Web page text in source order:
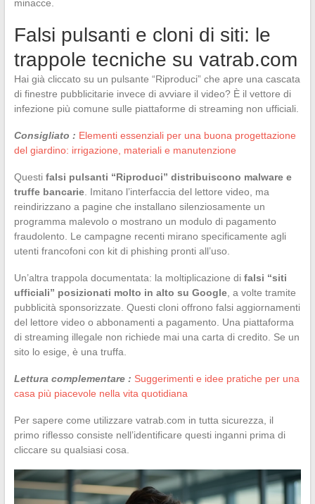
minacce.
Falsi pulsanti e cloni di siti: le
trappole tecniche su vatrab.com
Hai già cliccato su un pulsante “Riproduci” che apre una cascata
di finestre pubblicitarie invece di avviare il video? È il vettore di
infezione più comune sulle piattaforme di streaming non ufficiali.
Consigliato : Elementi essenziali per una buona progettazione
del giardino: irrigazione, materiali e manutenzione
Questi falsi pulsanti “Riproduci” distribuiscono malware e
truffe bancarie. Imitano l’interfaccia del lettore video, ma
reindirizzano a pagine che installano silenziosamente un
programma malevolo o mostrano un modulo di pagamento
fraudolento. Le campagne recenti mirano specificamente agli
utenti francofoni con kit di phishing pronti all’uso.
Un’altra trappola documentata: la moltiplicazione di falsi “siti
ufficiali” posizionati molto in alto su Google, a volte tramite
pubblicità sponsorizzate. Questi cloni offrono falsi aggiornamenti
del lettore video o abbonamenti a pagamento. Una piattaforma
di streaming illegale non richiede mai una carta di credito. Se un
sito lo esige, è una truffa.
Lettura complementare : Suggerimenti e idee pratiche per una
casa più piacevole nella vita quotidiana
Per sapere come utilizzare vatrab.com in tutta sicurezza, il
primo riflesso consiste nell’identificare questi inganni prima di
cliccare su qualsiasi cosa.